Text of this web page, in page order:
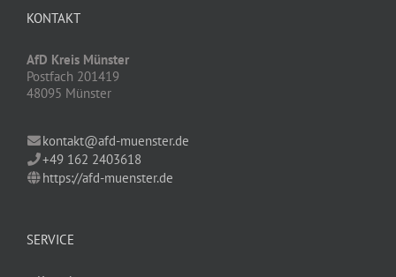
KONTAKT
AfD Kreis Münster
Postfach 201419
48095 Münster
kontakt@afd-muenster.de
+49 162 2403618
https://afd-muenster.de
SERVICE